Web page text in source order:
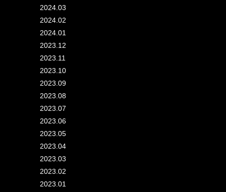
2024.03
2024.02
2024.01
2023.12
2023.11
2023.10
2023.09
2023.08
2023.07
2023.06
2023.05
2023.04
2023.03
2023.02
2023.01